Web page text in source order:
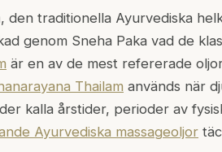
, den traditionella Ayurvediska
genom Sneha Paka vad de
är en av de mest refererade
Thailam används när
kalla årstider, perioder av
Ayurvediska massageoljor